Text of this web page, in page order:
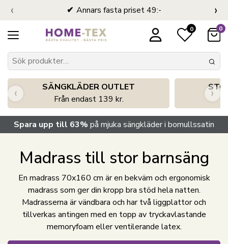
Annars fasta priset 49:-
‹ ›
0 0
SÄNGKLÄDER OUTLET
Från endast 139 kr.
‹ ›
Spara upp till 63% på mjuka sängkläder i bomullssatin
Madrass till stor barnsäng
En madrass 70x160 cm är en bekväm och ergonomisk
madrass som ger din kropp bra stöd hela natten.
Madrasserna är vändbara och har två liggplattor och
tillverkas antingen med en topp av tryckavlastande
memoryfoam eller ventilerande latex.